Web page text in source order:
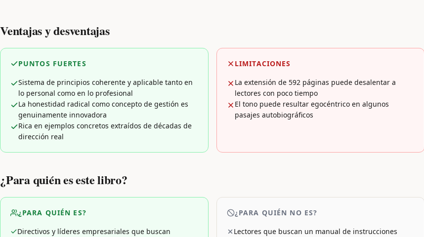
Ventajas y desventajas
PUNTOS FUERTES
Sistema de principios coherente y aplicable tanto en
lo personal como en lo profesional
La honestidad radical como concepto de gestión es
genuinamente innovadora
Rica en ejemplos concretos extraídos de décadas de
dirección real
LIMITACIONES
La extensión de 592 páginas puede desalentar a
lectores con poco tiempo
El tono puede resultar egocéntrico en algunos
pasajes autobiográficos
¿Para quién es este libro?
¿PARA QUIÉN ES?
Directivos y líderes empresariales que buscan
¿PARA QUIÉN NO ES?
Lectores que buscan un manual de instrucciones